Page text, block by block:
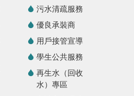
污水清疏服務
優良承裝商
用戶接管宣導
學生公共服務
再生水（回收
水）專區